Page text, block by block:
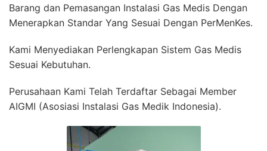
Barang dan Pemasangan Instalasi Gas Medis Dengan
Menerapkan Standar Yang Sesuai Dengan PerMenKes.
Kami Menyediakan Perlengkapan Sistem Gas Medis
Sesuai Kebutuhan.
Perusahaan Kami Telah Terdaftar Sebagai Member
AIGMI (Asosiasi Instalasi Gas Medik Indonesia).